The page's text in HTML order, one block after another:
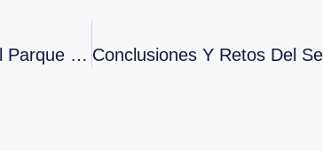
Galo Gutiérrez En Forum Ancera: “La Renovación Del Parque Circulante Actual Tiene Que Ir Acompañada Con Una Línea Estratégica Clara De Servicios A La Tecnología”